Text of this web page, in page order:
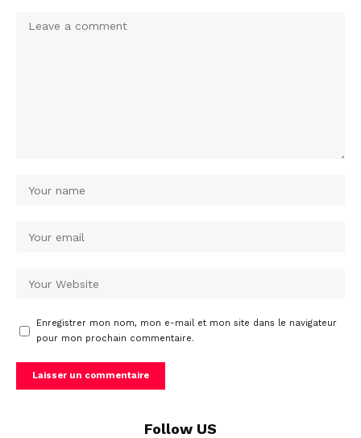
Enregistrer mon nom, mon e-mail et mon site dans le navigateur
pour mon prochain commentaire.
Follow US